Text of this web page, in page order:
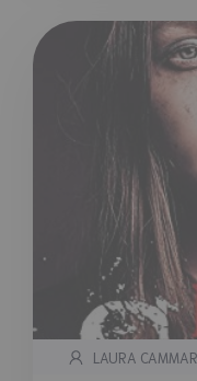
LAURA